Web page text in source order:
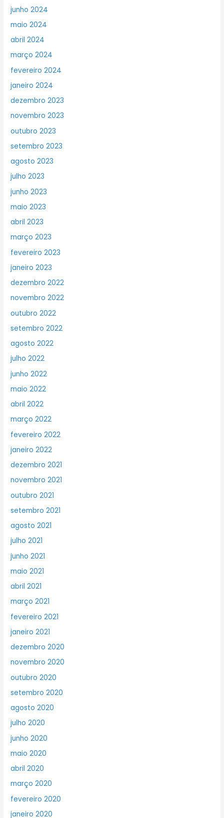
junho 2024
maio 2024
abril 2024
março 2024
fevereiro 2024
janeiro 2024
dezembro 2023
novembro 2023
outubro 2023
setembro 2023
agosto 2023
julho 2023
junho 2023
maio 2023
abril 2023
março 2023
fevereiro 2023
janeiro 2023
dezembro 2022
novembro 2022
outubro 2022
setembro 2022
agosto 2022
julho 2022
junho 2022
maio 2022
abril 2022
março 2022
fevereiro 2022
janeiro 2022
dezembro 2021
novembro 2021
outubro 2021
setembro 2021
agosto 2021
julho 2021
junho 2021
maio 2021
abril 2021
março 2021
fevereiro 2021
janeiro 2021
dezembro 2020
novembro 2020
outubro 2020
setembro 2020
agosto 2020
julho 2020
junho 2020
maio 2020
abril 2020
março 2020
fevereiro 2020
janeiro 2020